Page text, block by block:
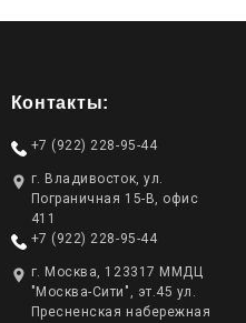
Контакты:
+7 (922) 228-95-44
г. Владивосток, ул.
Пограничная 15-В, офис
411
+7 (922) 228-95-44
г. Москва, 123317 ММДЦ
"Москва-Сити", эт.45 ул.
Пресненская набережная